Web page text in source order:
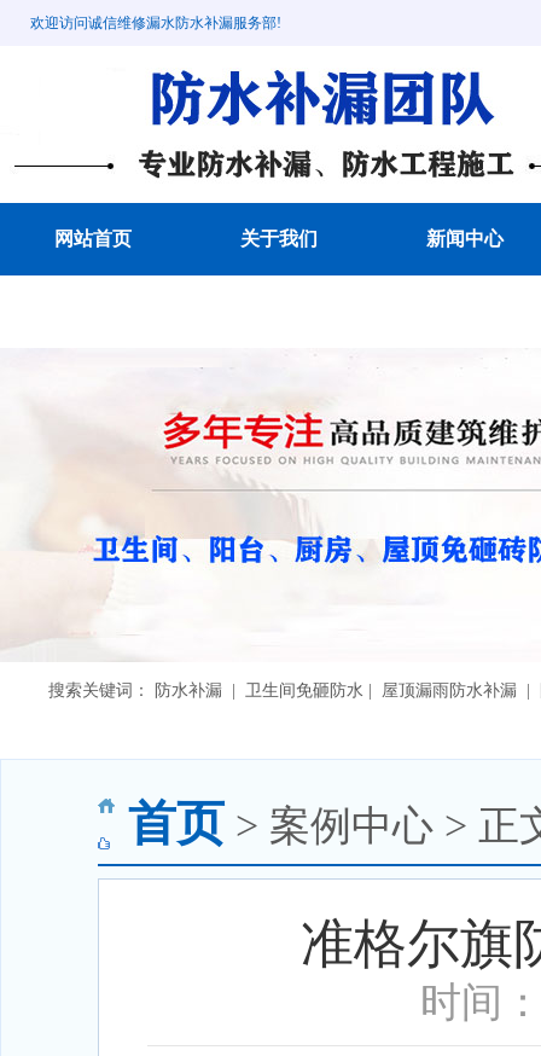
欢迎访问诚信维修漏水防水补漏服务部!
网站首页 关于我们 新闻中心
搜索关键词： 防水补漏 | 卫生间免砸防水 | 屋顶漏雨防水补漏
首页 > 案例中心 > 正
准格尔旗
时间